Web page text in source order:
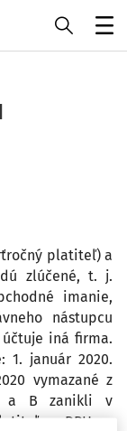
platiteľ) a
zlúčené, t. j.
imanie,
nástupcu
iná firma.
1. január 2020.
vymazané z
a B zanikli v
DPH zo